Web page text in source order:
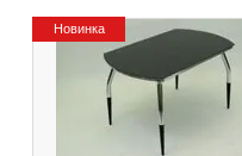
Новинка